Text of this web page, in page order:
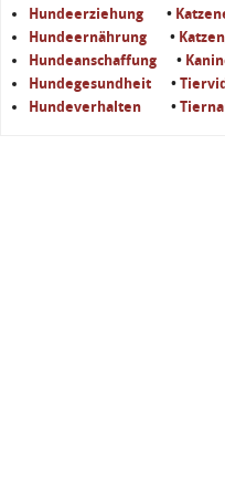
Hundeerziehung •
Hundeernährung •
Hundeanschaffung •
Hundegesundheit •
Hundeverhalten •